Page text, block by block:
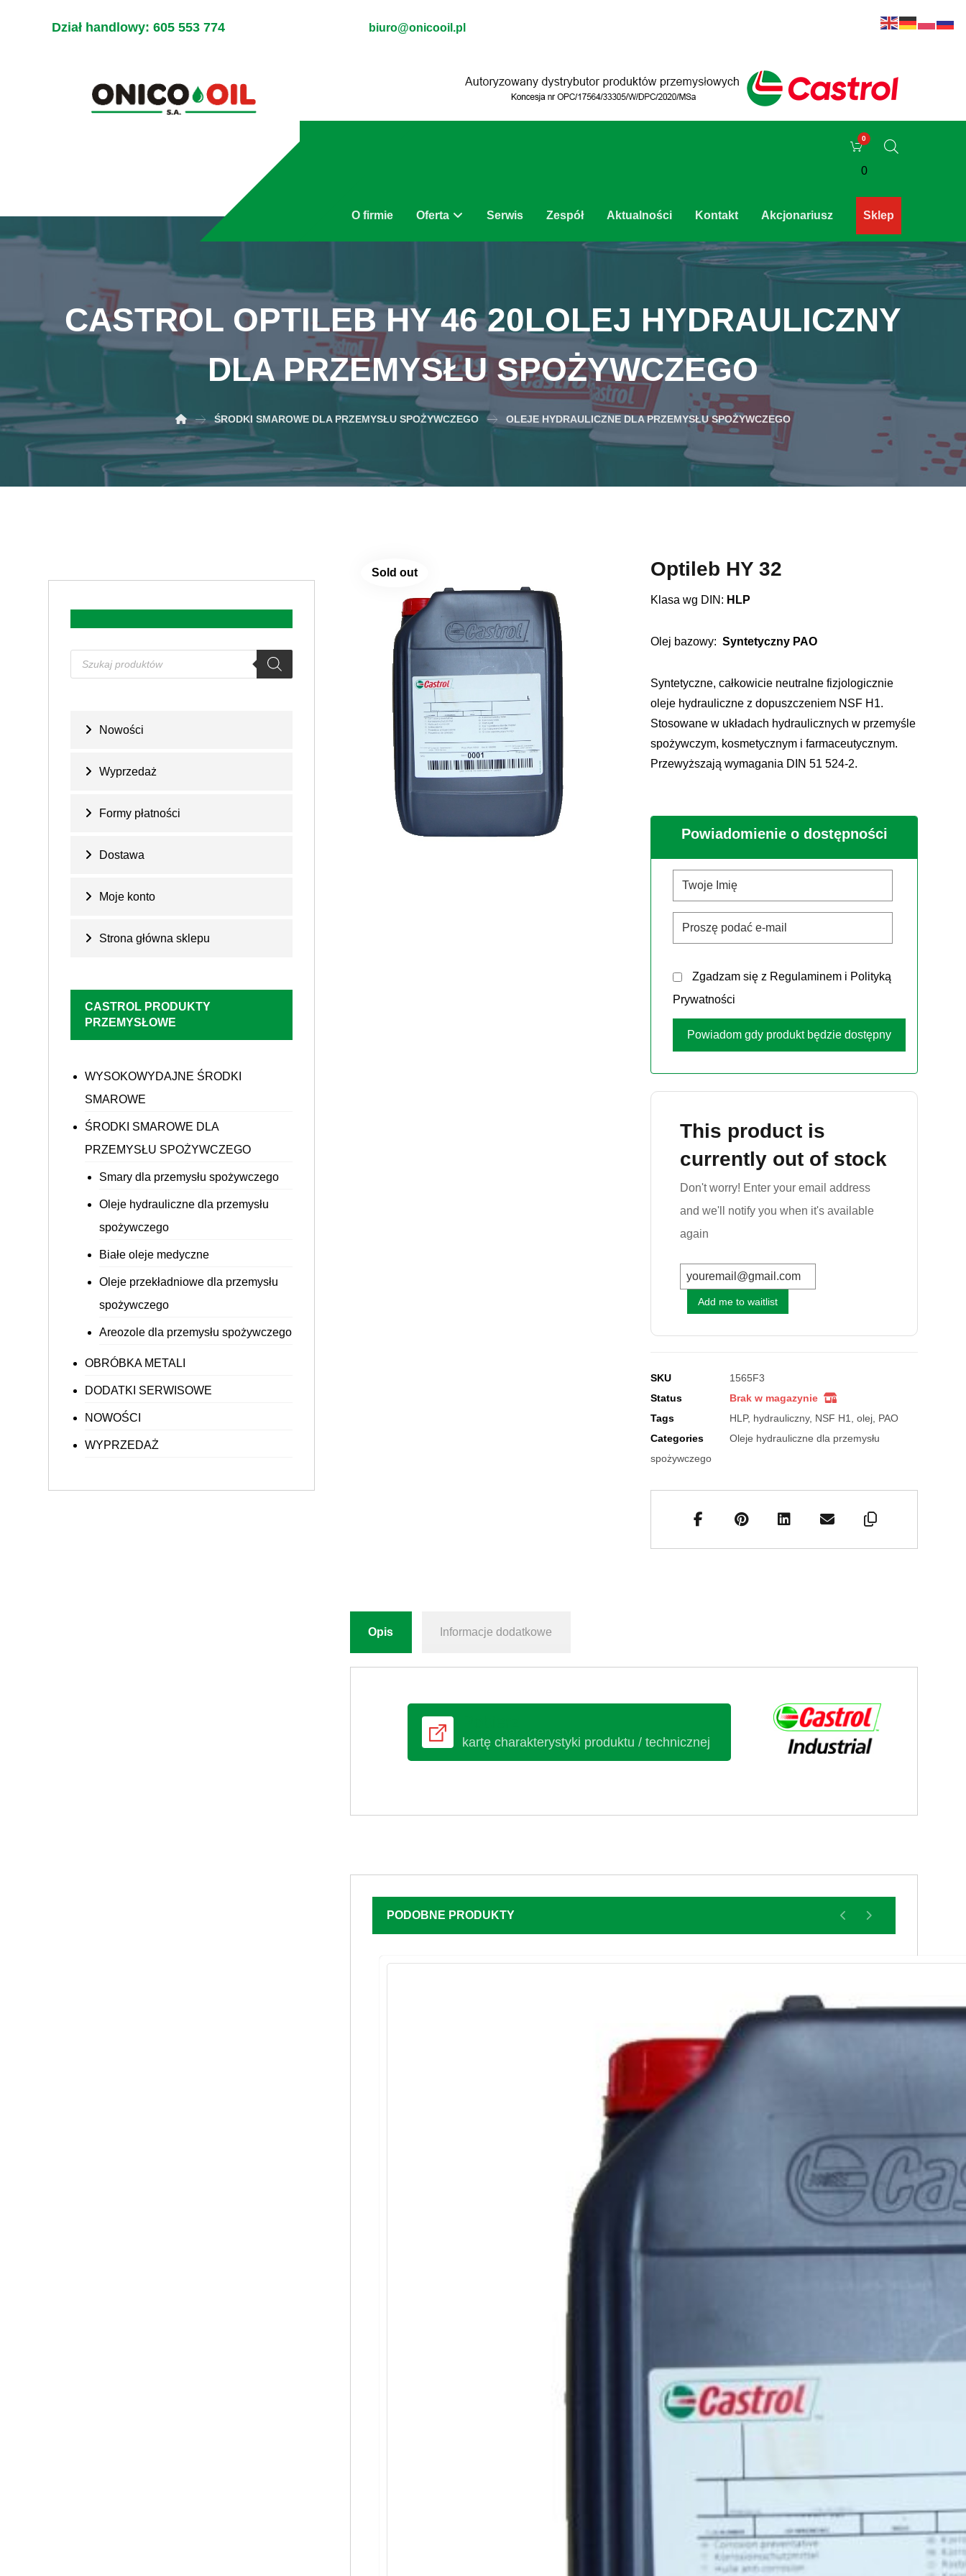
Dział handlowy:605 553 774 biuro@onicooil.pl
0
O firmie Oferta Serwis Zespół Aktualności Kontakt Akcjonariusz Sklep
CASTROL OPTILEB HY 46 20LOLEJ HYDRAULICZNY
DLA PRZEMYSŁU SPOŻYWCZEGO
ŚRODKI SMAROWE DLA PRZEMYSŁU SPOŻYWCZEGO OLEJE HYDRAULICZNE DLA PRZEMYSŁU SPOŻYWCZEGO
Sold out Optileb HY 32
Klasa wg DIN: HLP
Olej bazowy: Syntetyczny PAO
Syntetyczne, całkowicie neutralne fizjologicznie
oleje hydrauliczne z dopuszczeniem NSF H1.
Stosowane w układach hydraulicznych w przemyśle
spożywczym, kosmetycznym i farmaceutycznym.
Przewyższają wymagania DIN 51 524-2.
Powiadomienie o dostępności
Zgadzam się z Regulaminem i Polityką
Prywatności
This product is
currently out of stock
Don't worry! Enter your email address
and we'll notify you when it's available
again
Add me to waitlist
SKU
1565F3
Status
Brak w magazynie
Tags
HLP, hydrauliczny, NSF H1 ,olej PAO
Categories
Oleje hydrauliczne dla przemysłu
spożywczego
Opis Informacje dodatkowe
kartę charakterystyki produktu / technicznej
PODOBNE PRODUKTY
Nowości
Wyprzedaż
Formy płatności
Dostawa
Moje konto
Strona główna sklepu
CASTROL PRODUKTY
PRZEMYSŁOWE
WYSOKOWYDAJNE ŚRODKI
SMAROWE
ŚRODKI SMAROWE DLA
PRZEMYSŁU SPOŻYWCZEGO
Smary dla przemysłu spożywczego
Oleje hydrauliczne dla przemysłu
spożywczego
Białe oleje medyczne
Oleje przekładniowe dla przemysłu
spożywczego
Areozole dla przemysłu spożywczego
OBRÓBKA METALI
DODATKI SERWISOWE
NOWOŚCI
WYPRZEDAŻ